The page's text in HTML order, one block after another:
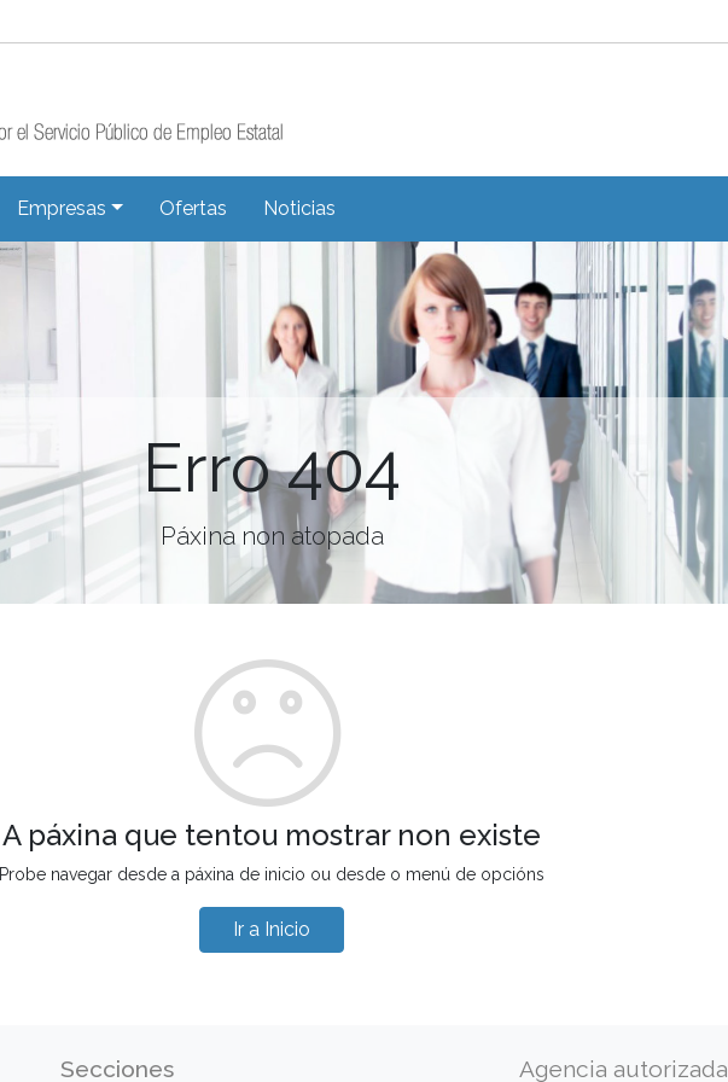
Empresas Ofertas Noticias
Erro 404
Páxina non atopada
A páxina que tentou mostrar non existe
Probe navegar desde a páxina de inicio ou desde o menú de opcións
Ir a Inicio
Secciones Agencia autorizada